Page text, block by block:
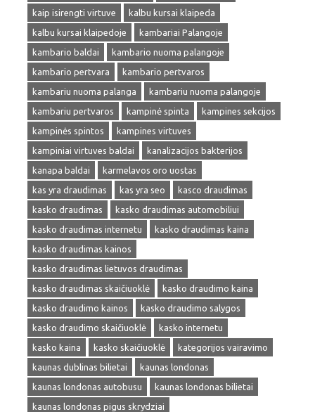
kaip isirengti virtuve
kalbu kursai klaipeda
kalbu kursai klaipedoje
kambariai Palangoje
kambario baldai
kambario nuoma palangoje
kambario pertvara
kambario pertvaros
kambariu nuoma palanga
kambariu nuoma palangoje
kambariu pertvaros
kampinė spinta
kampines sekcijos
kampinės spintos
kampines virtuves
kampiniai virtuves baldai
kanalizacijos bakterijos
kanapa baldai
karmelavos oro uostas
kas yra draudimas
kas yra seo
kasco draudimas
kasko draudimas
kasko draudimas automobiliui
kasko draudimas internetu
kasko draudimas kaina
kasko draudimas kainos
kasko draudimas lietuvos draudimas
kasko draudimas skaičiuoklė
kasko draudimo kaina
kasko draudimo kainos
kasko draudimo salygos
kasko draudimo skaičiuoklė
kasko internetu
kasko kaina
kasko skaičiuoklė
kategorijos vairavimo
kaunas dublinas bilietai
kaunas londonas
kaunas londonas autobusu
kaunas londonas bilietai
kaunas londonas pigus skrydziai